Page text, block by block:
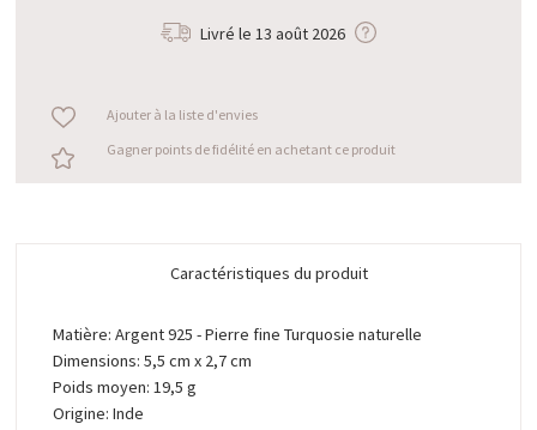
Livré le 13 août 2026
Ajouter à la liste d'envies
Gagner points de fidélité en achetant ce produit
Caractéristiques du produit
Matière: Argent 925 - Pierre fine Turquosie naturelle
Dimensions: 5,5 cm x 2,7 cm
Poids moyen: 19,5 g
Origine: Inde